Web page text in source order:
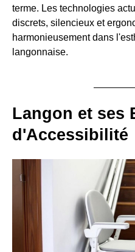
terme. Les technologies
discrets, silencieux et
harmonieusement dans
langonnaise.
Langon et ses
d'Accessibilité